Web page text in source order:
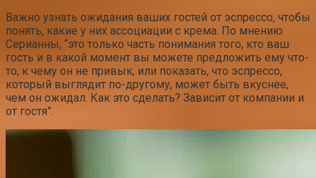
Важно узнать ожидания ваших гостей от эспрессо, чтобы
понять, какие у них ассоциации с крема. По мнению
Серианны, “это только часть понимания того, кто ваш
гость и в какой момент вы можете предложить ему что-
то, к чему он не привык, или показать, что эспрессо,
который выглядит по-другому, может быть вкуснее,
чем он ожидал. Как это сделать? Зависит от компании и
от гостя”.